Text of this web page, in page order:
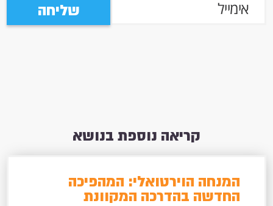
שליחה
קריאה נוספת בנושא
המנחה הוירטואלי: המהפיכה
החדשה בהדרכה המקוונת